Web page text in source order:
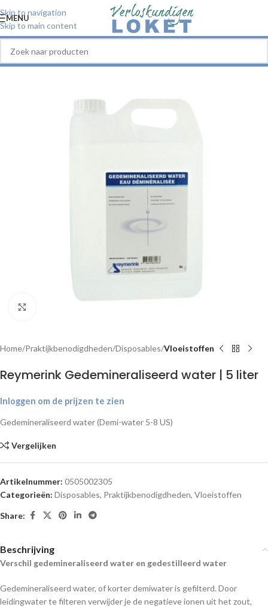
Skip to navigation
Skip to main content
MENU
Home Praktijkbenodigdheden Disposables Vloeistoffen
Reymerink Gedemineraliseerd water | 5 liter
Inloggen om de prijzen te zien
Gedemineraliseerd water (Demi-water 5-8 US)
Vergelijken
Artikelnummer: 0505002305
Categorieën: Disposables, Praktijkbenodigdheden, Vloeistoffen
Share:
Beschrijving
Verschil gedemineraliseerd water en gedestilleerd water
Gedemineraliseerd water, of korter demiwater is gefilterd. Door
leidingwater te filteren verwijder je de negatieve ionen uit het zout,